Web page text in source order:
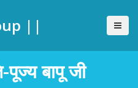
||
पूज्य बापू जी